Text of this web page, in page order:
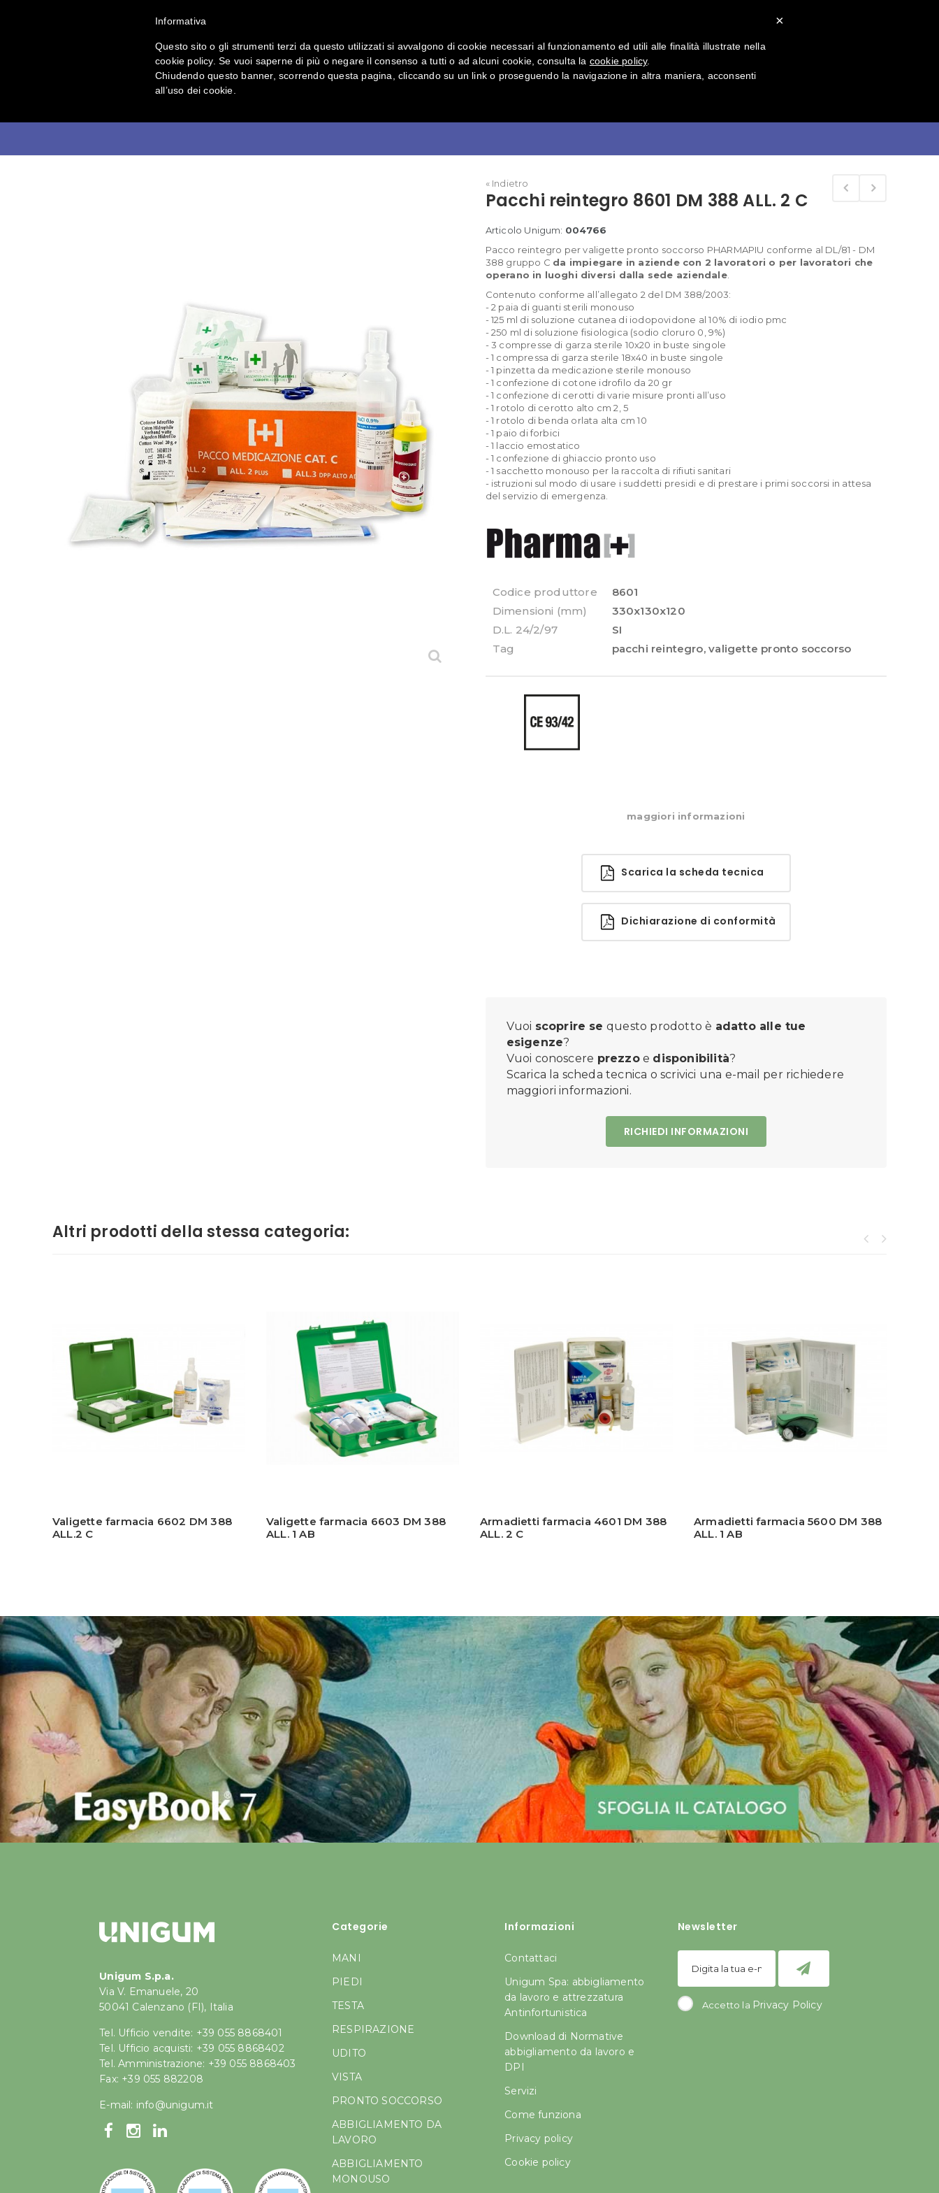
« Indietro
Pacchi reintegro 8601 DM 388 ALL. 2 C
Articolo Unigum: 004766
Pacco reintegro per valigette pronto soccorso PHARMAPIU conforme al DL/81 - DM
388 gruppo C da impiegare in aziende con 2 lavoratori o per lavoratori che
operano in luoghi diversi dalla sede aziendale.
Contenuto conforme all’allegato 2 del DM 388/2003:
- 2 paia di guanti sterili monouso
- 125 ml di soluzione cutanea di iodopovidone al 10% di iodio pmc
- 250 ml di soluzione fisiologica (sodio cloruro 0, 9%)
- 3 compresse di garza sterile 10x20 in buste singole
- 1 compressa di garza sterile 18x40 in buste singole
- 1 pinzetta da medicazione sterile monouso
- 1 confezione di cotone idrofilo da 20 gr
- 1 confezione di cerotti di varie misure pronti all’uso
- 1 rotolo di cerotto alto cm 2, 5
- 1 rotolo di benda orlata alta cm 10
- 1 paio di forbici
- 1 laccio emostatico
- 1 confezione di ghiaccio pronto uso
- 1 sacchetto monouso per la raccolta di rifiuti sanitari
- istruzioni sul modo di usare i suddetti presidi e di prestare i primi soccorsi in attesa
del servizio di emergenza.
Codice produttore
8601
Dimensioni (mm)
330x130x120
D.L. 24/2/97
SI
Tag
pacchi reintegro,valigette pronto soccorso
maggiori informazioni
Scarica la scheda tecnica
Dichiarazione di conformità
Vuoi scoprire se questo prodotto è adatto alle tue
esigenze?
Vuoi conoscere prezzoe disponibilità?
Scarica la scheda tecnica o scrivici una e-mail per richiedere
maggiori informazioni.
RICHIEDI INFORMAZIONI
Altri prodotti della stessa categoria:
Valigette farmacia 6602 DM 388
ALL.2 C
Valigette farmacia 6603 DM 388
ALL. 1 AB
Armadietti farmacia 4601 DM 388
ALL. 2 C
Armadietti farmacia 5600 DM 388
ALL. 1 AB
Unigum S.p.a.
Via V. Emanuele, 20
50041 Calenzano (FI), Italia
Tel. Ufficio vendite: +39 055 8868401
Tel. Ufficio acquisti: +39 055 8868402
Tel. Amministrazione: +39 055 8868403
Fax: +39 055 882208
E-mail: info@unigum.it
Categorie
MANI
PIEDI
TESTA
RESPIRAZIONE
UDITO
VISTA
PRONTO SOCCORSO
ABBIGLIAMENTO DA
LAVORO
ABBIGLIAMENTO
MONOUSO
Informazioni
Contattaci
Unigum Spa: abbigliamento
da lavoro e attrezzatura
Antinfortunistica
Download di Normative
abbigliamento da lavoro e
DPI
Servizi
Come funziona
Privacy policy
Cookie policy
Newsletter
Accetto la Privacy Policy
×
Informativa
Questo sito o gli strumenti terzi da questo utilizzati si avvalgono di cookie necessari al funzionamento ed utili alle finalità illustrate nella
cookie policy. Se vuoi saperne di più o negare il consenso a tutti o ad alcuni cookie, consulta la cookie policy.
Chiudendo questo banner, scorrendo questa pagina, cliccando su un link o proseguendo la navigazione in altra maniera, acconsenti
all’uso dei cookie.